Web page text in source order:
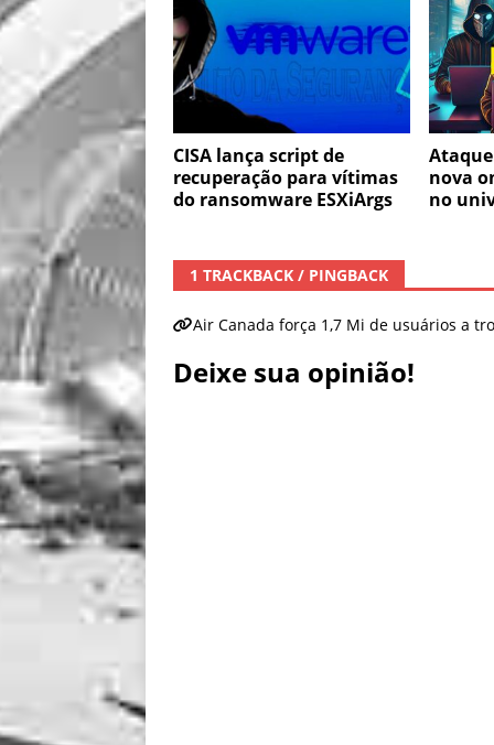
CISA lança script de
recuperação para vítimas
do ransomware ESXiArgs
nova
no
1 TRACKBACK / PINGBACK
Air Canada força 1,7 Mi de usuários a
Deixe sua opinião!